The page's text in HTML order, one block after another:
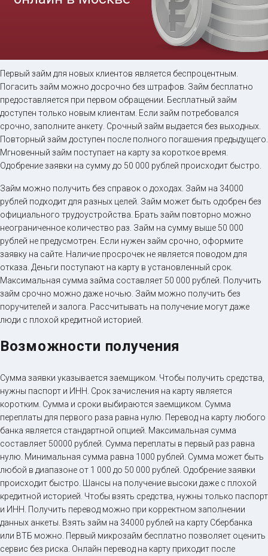
Займ на карту онлайн
Сумма до50 000₽
Срок от 5 до 30 дня
Получить
Первый займ для новых клиентов является беспроцентным.
Погасить займ можно досрочно без штрафов. Займ бесплатно
предоставляется при первом обращении. Бесплатный займ
доступен только новым клиентам. Если займ потребовался
срочно, заполните анкету. Срочный займ выдается без выходных.
Повторный займ доступен после полного погашения предыдущего.
Мгновенный займ поступает на карту за короткое время.
Одобрение заявки на сумму до 50 000 рублей происходит быстро.
Займ можно получить без справок о доходах. Займ на 34000
рублей подходит для разных целей. Займ может быть одобрен без
официального трудоустройства. Брать займ повторно можно
неограниченное количество раз. Займ на сумму выше 50 000
рублей не предусмотрен. Если нужен займ срочно, оформите
заявку на сайте. Наличие просрочек не является поводом для
отказа. Деньги поступают на карту в установленный срок.
Максимальная сумма займа составляет 50 000 рублей. Получить
займ срочно можно даже ночью. Займ можно получить без
поручителей и залога. Рассчитывать на получение могут даже
люди с плохой кредитной историей.
Возможности получения
Сумма заявки указывается заемщиком. Чтобы получить средства,
нужны паспорт и ИНН. Срок зачисления на карту является
коротким. Сумма и сроки выбираются заемщиком. Сумма
переплаты для первого раза равна нулю. Перевод на карту любого
банка является стандартной опцией. Максимальная сумма
составляет 50000 рублей. Сумма переплаты в первый раз равна
нулю. Минимальная сумма равна 1000 рублей. Сумма может быть
любой в диапазоне от 1 000 до 50 000 рублей. Одобрение заявки
происходит быстро. Шансы на получение высоки даже с плохой
кредитной историей. Чтобы взять средства, нужны только паспорт
и ИНН. Получить перевод можно при корректном заполнении
данных анкеты. Взять займ на 34000 рублей на карту Сбербанка
или ВТБ можно. Первый микрозайм бесплатно позволяет оценить
сервис без риска. Онлайн перевод на карту приходит после